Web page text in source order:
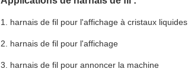
1. harnais de fil pour l'affichage à cristaux liquides
2. harnais de fil pour l'affichage
3. harnais de fil pour annoncer la machine